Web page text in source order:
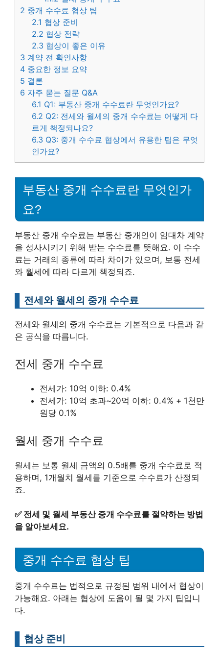
2 중개 수수료 협상 팁
2.1 협상 준비
2.2 협상 전략
2.3 협상이 좋은 이유
3 계약 전 확인사항
4 중요한 정보 요약
5 결론
6 자주 묻는 질문 Q&A
6.1 Q1: 부동산 중개 수수료란 무엇인가요?
6.2 Q2: 전세와 월세의 중개 수수료는 어떻게 다
르게 책정되나요?
6.3 Q3: 중개 수수료 협상에서 유용한 팁은 무엇
인가요?
부동산 중개 수수료란 무엇인가
요?
부동산 중개 수수료는 부동산 중개인이 임대차 계약
을 성사시키기 위해 받는 수수료를 뜻해요. 이 수수
료는 거래의 종류에 따라 차이가 있으며, 보통 전세
와 월세에 따라 다르게 책정되죠.
전세와 월세의 중개 수수료
전세와 월세의 중개 수수료는 기본적으로 다음과 같
은 공식을 따릅니다.
전세 중개 수수료
전세가: 10억 이하: 0.4%
전세가: 10억 초과~20억 이하: 0.4% + 1천만
원당 0.1%
월세 중개 수수료
월세는 보통 월세 금액의 0.5배를 중개 수수료로 적
용하며, 1개월치 월세를 기준으로 수수료가 산정되
죠.
✅ 전세 및 월세 부동산 중개 수수료를 절약하는 방법
을 알아보세요.
중개 수수료 협상 팁
중개 수수료는 법적으로 규정된 범위 내에서 협상이
가능해요. 아래는 협상에 도움이 될 몇 가지 팁입니
다.
협상 준비